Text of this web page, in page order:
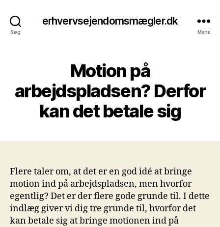
Søg
erhvervsejendomsmægler.dk
Menu
Motion på
arbejdspladsen? Derfor
kan det betale sig
Flere taler om, at det er en god idé at bringe
motion ind på arbejdspladsen, men hvorfor
egentlig? Det er der flere gode grunde til. I dette
indlæg giver vi dig tre grunde til, hvorfor det
kan betale sig at bringe motionen ind på